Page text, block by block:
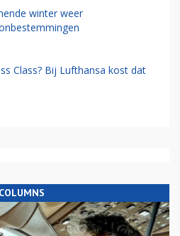
winter weer
Class? Bij Lufthansa kost dat
COLUMNS